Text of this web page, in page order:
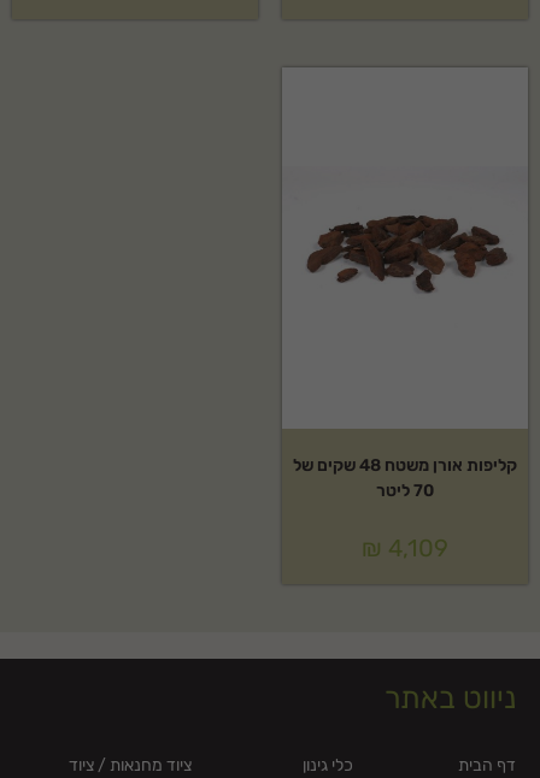
קליפות אורן משטח 48 שקים של
70 ליטר
₪ 4,109
ניווט באתר
דף הבית כלי גינון ציוד מחנאות / ציוד